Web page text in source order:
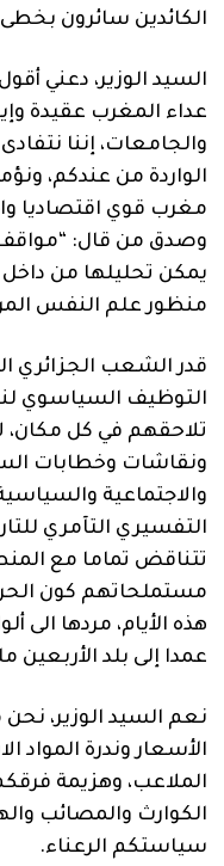
الكائدين سائرون بخطى
السيد الوزير، دعني
عداء المغرب عقيدة
والجامعات، إننا
الواردة من عندكم،
مغرب قوي اقتصاديا
وصدق من قال: “مواقف
يمكن تحليلها من
منظور علم النفس
قدر الشعب الجزائري
التوظيف السياسوي
تلاحقهم في كل مكان،
ونقاشات وخطابات
والاجتماعية
التفسيري التآمري
تتناقض تماما مع
مستملحاتهم كون
هذه الأيام، مردها الى
عمدا إلى بلد
نعم السيد الوزير،
الأسعار وندرة المواد
الملاعب، وهزيمة
الكوارث والمصائب
سياستكم الرعناء.